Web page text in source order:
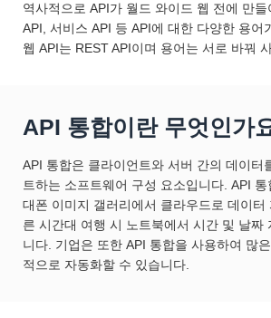
역사적으로 API가 월드 와이드 웹 전에 만
API, 서비스 API 등 API에 대한 다양한 용어
웹 API는 REST API이며 용어는 서로 바꿔
API 통합이란 무엇인가
API 통합은 클라이언트와 서버 간의 데이터
트하는 소프트웨어 구성 요소입니다. API
대폰 이미지 갤러리에서 클라우드로 데이터
른 시간대 여행 시 노트북에서 시간 및 날짜
니다. 기업은 또한 API 통합을 사용하여 많
적으로 자동화할 수 있습니다.